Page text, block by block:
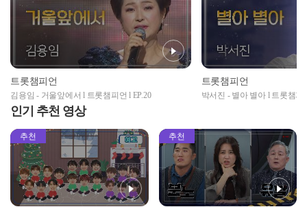
트롯챔피언
김용임 - 거울앞에서 l 트롯챔피언 l EP.20
트롯챔피언
박서진 - 별아 별아 l 트롯챔피
인기 추천 영상
추천 추천